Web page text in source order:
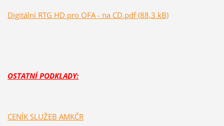
Digitální RTG HD pro OFA - na CD.pdf (88,3 kB)
OSTATNÍ PODKLADY:
CENÍK SLUŽEB AMKČR